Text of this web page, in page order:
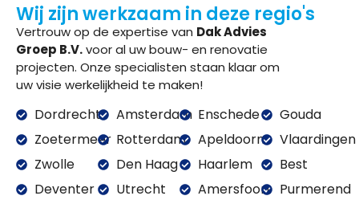
Wij zijn werkzaam in deze regio's
Vertrouw op de expertise van Dak Advies
Groep B.V.voor al uw bouw- en renovatie
projecten. Onze specialisten staan klaar om
uw visie werkelijkheid te maken!
Dordrecht
Zoetermeer
Zwolle
Deventer
Amsterdam
Rotterdam
Den Haag
Utrecht
Enschede
Apeldoorn
Haarlem
Amersfoort
Gouda
Vlaardingen
Best
Purmerend